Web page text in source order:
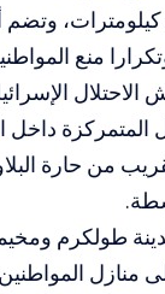
منع
المتمركزة
من حارة
منازل